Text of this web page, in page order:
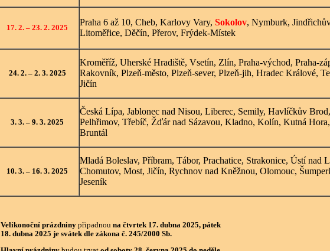
17. 2. – 23. 2. 2025
Praha 6 až 10, Cheb, Karlovy Vary, Sokolov, Nymburk,
Litoměřice, Děčín, Přerov, Frýdek-Místek
24. 2. – 2. 3. 2025
Kroměříž, Uherské Hradiště, Vsetín, Zlín, Praha-východ, Praha-
Rakovník, Plzeň-město, Plzeň-sever, Plzeň-jih, Hradec Králové,
Jičín
3. 3. – 9. 3. 2025
Česká Lípa, Jablonec nad Nisou, Liberec, Semily, Havlíčkův
Pelhřimov, Třebíč, Žďár nad Sázavou, Kladno, Kolín, Kutná
Bruntál
10. 3. – 16. 3. 2025
Mladá Boleslav, Příbram, Tábor, Prachatice, Strakonice, Ústí nad
Chomutov, Most, Jičín, Rychnov nad Kněžnou, Olomouc,
Jeseník
Velikonoční prázdniny připadnou na čtvrtek 17. dubna 2025, pátek
18. dubna 2025 je svátek dle zákona č. 245/2000 Sb.